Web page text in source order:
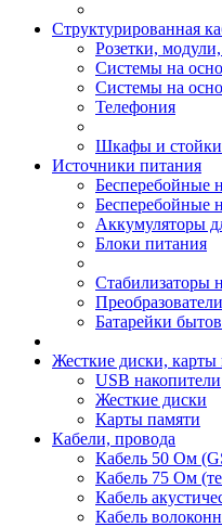
Структурированная
Розетки,
Системы на
Системы на
Телефония
Шкафы и стойки
Источники питания
Бесперебойные
Бесперебойные
Аккумуляторы
Блоки питания
Стабилизаторы
Батарейки
Жесткие диски,
USB накопители
Жесткие диски
Карты памяти
Кабели, провода
Кабель 50 Ом
Кабель 75 Ом
Кабель
Кабель